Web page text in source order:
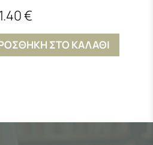
1.40 €
ΣΤΟ ΚΑΛΑΘΙ